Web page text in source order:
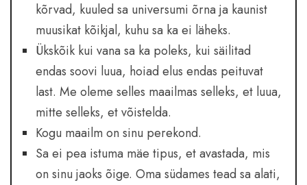
kõrvad, kuuled sa universumi õrna ja kaunist
muusikat kõikjal, kuhu sa ka ei läheks.
Ükskõik kui vana sa ka poleks, kui säilitad
endas soovi luua, hoiad elus endas peituvat
last. Me oleme selles maailmas selleks, et luua,
mitte selleks, et võistelda.
Kogu maailm on sinu perekond.
Sa ei pea istuma mäe tipus, et avastada, mis
on sinu jaoks õige. Oma südames tead sa alati,